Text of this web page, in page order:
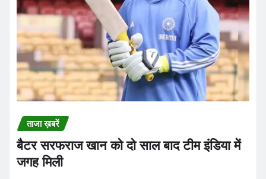
बैटर सरफराज खान को दो साल बाद टीम इंडिया में
जगह मिली
Praveen Kumar Dubey Aug 10, 2026
छत्तीसगढ़
रायपुर में महिला से सामूहिक दुष्कर्म का गंभीर मामला
सामने आया